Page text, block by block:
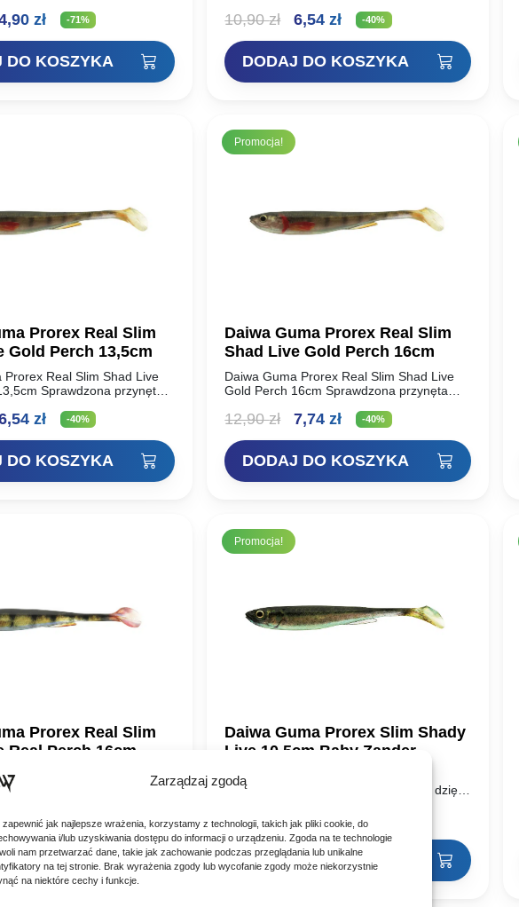
Zarządzaj zgodą
zapewnić jak najlepsze wrażenia, korzystamy z technologii, takich jak pliki cookie, do
i/lub uzyskiwania dostępu do informacji o urządzeniu. Zgoda na te technologie
nam przetwarzać dane, takie jak zachowanie podczas przeglądania lub unikalne
na tej stronie. Brak wyrażenia zgody lub wycofanie zgody może niekorzystnie
na niektóre cechy i funkcje.
od tego, czy łowisz
złAktualna
cena
wynosi:
-71%
DO KOSZYKA
dostępna w nowym realistycznym kolorze
10,90zł
Pierwotna
cena
wynosiła:
6,54złAktualna
cena
wynosi:
-40%
DODAJ DO KOSZYKA
Prorex Real Slim
Gold Perch 13,5cm
Prorex Real Slim Shad Live
Sprawdzona przynęta
realistycznym kolorze
złAktualna
cena
wynosi:
-40%
DO KOSZYKA
Promocja!
Daiwa Guma Prorex Real Slim
Shad Live Gold Perch 16cm
Daiwa Guma Prorex Real Slim Shad Live
Gold Perch 16cm Sprawdzona przynęta
dostępna w nowym realistycznym kolorze
12,90zł
Pierwotna
cena
wynosiła:
7,74złAktualna
cena
wynosi:
-40%
DODAJ DO KOSZYKA
Prorex Real Slim
Real Perch 16cm
Prorex Real Slim Shad Live
Sprawdzona przynęta
realistycznym kolorze
zł.
zł Aktualna
cena
wynosi:
-40%
DO KOSZYKA
Promocja!
Daiwa Guma Prorex Slim Shady
Live 10.5cm Baby Zander
Daiwa Guma Prorex Slim Shady Live
10.5cm Baby Zander Przynęta, która dzięki
żywa ryba, przyciągając uwagę
drapieżników takich jak szczupak,…
8,90 zł Pierwotna
cena
wynosiła:
5,34złAktualna
cena
wynosi:
-40%
DODAJ DO KOSZYKA